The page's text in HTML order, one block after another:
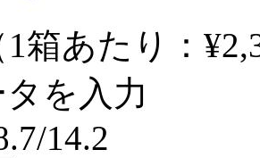
1箱あたり：
を入力
14.2